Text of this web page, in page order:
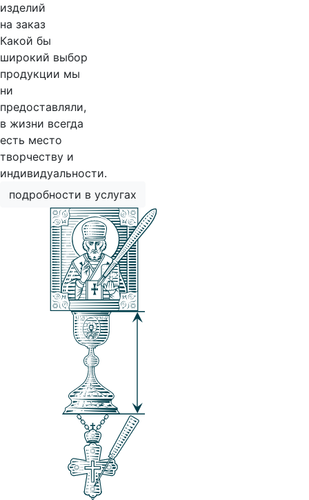
изделий
на заказ
Какой бы
широкий выбор
продукции мы
ни
предоставляли,
в жизни всегда
есть место
творчеству и
индивидуальности.
подробности в услугах